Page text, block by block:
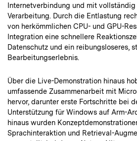
Internetverbindung und mit
Verarbeitung. Durch die Entlastung
von herkömmlichen CPU- und GPU-
Integration eine schnellere
Datenschutz und ein reibungsloseres,
Bearbeitungserlebnis.
Über die Live-Demonstration hinaus
umfassende Zusammenarbeit mit
hervor, darunter erste Fortschritte bei
Unterstützung für Windows auf Arm-
hinaus wurden
Sprachinteraktion und Retrieval-